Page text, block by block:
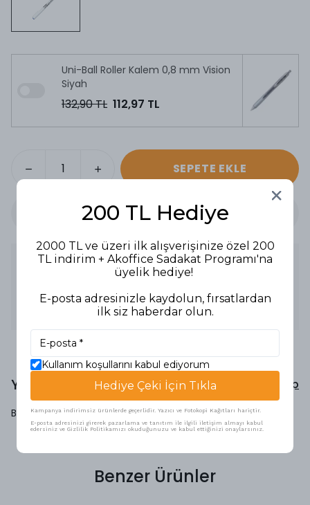
Uni-Ball Roller Kalem 0,8 mm Vision
Siyah
132,90 TL 112,97 TL
SEPETE EKLE
Ürün Açıklaması
Uç kalınlığı : 4.0 mm
Mvi mürekkep rengi
Solmayan su bazlı mürekkep
Yorumlar Yorum Yap
Bu ürün için henüz yorum yapılmamış.
Benzer Ürünler
200 TL Hediye
2000 TL ve üzeri ilk alışverişinize özel 200
TL indirim + Akoffice Sadakat Programı'na
üyelik hediye!
E-posta adresinizle kaydolun, fırsatlardan
ilk siz haberdar olun.
Kullanım koşullarını kabul ediyorum
Hediye Çeki İçin Tıkla
Kampanya indirimsiz ürünlerde geçerlidir. Yazıcı ve Fotokopi Kağıtları hariçtir.
E-posta adresinizi girerek pazarlama ve tanıtım ile ilgili iletişim almayı kabul
edersiniz ve Gizlilik Politikamızı okuduğunuzu ve kabul ettiğinizi onaylarsınız.